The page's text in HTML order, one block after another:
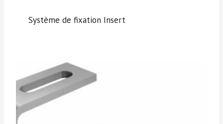
Système de fixation Insert